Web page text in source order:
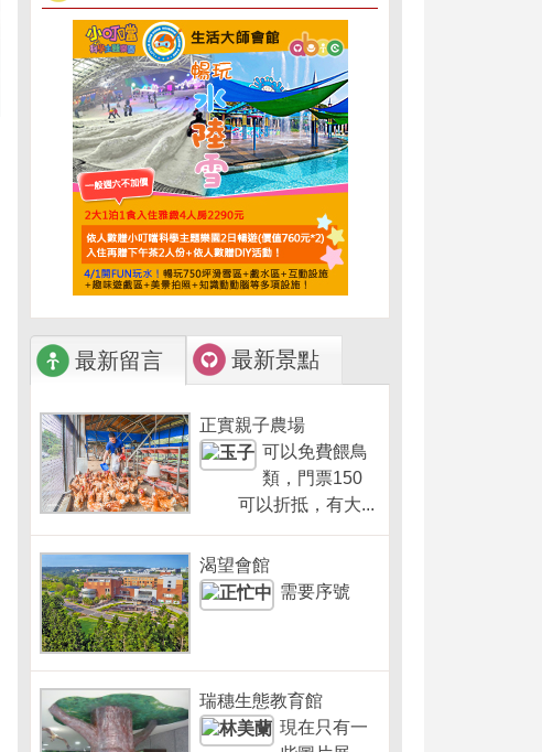
最新留言 最新景點
正實親子農場
可以免費餵鳥
類，門票150
可以折抵，有大...
渴望會館
需要序號
瑞穗生態教育館
現在只有一